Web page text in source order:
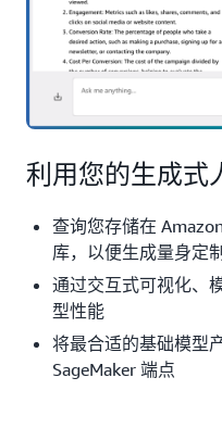
利用您的生成式
查询您存储在
库，以便生成量身定
通过交互式可视化、
型性能
将最合适的基础模型
SageMaker 端点